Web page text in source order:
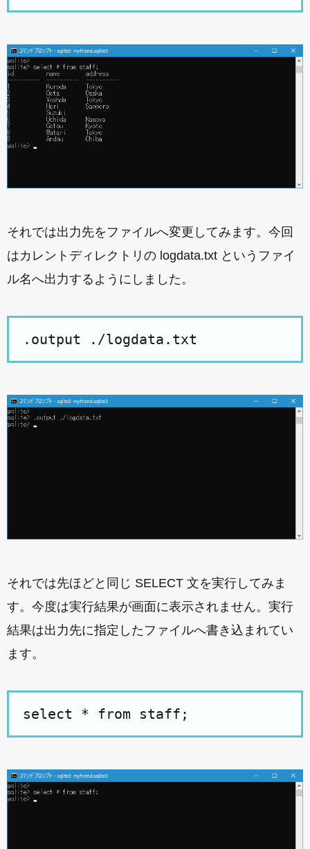
それでは出力先をファイルへ変更してみます。今回
はカレントディレクトリの logdata.txt というファイ
ル名へ出力するようにしました。
.output ./logdata.txt
それでは先ほどと同じ SELECT 文を実行してみま
す。今度は実行結果が画面に表示されません。実行
結果は出力先に指定したファイルへ書き込まれてい
ます。
select * from staff;